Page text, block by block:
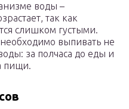
воды –
так как
слишком густыми.
выпивать не
за полчаса до еды и
пищи.